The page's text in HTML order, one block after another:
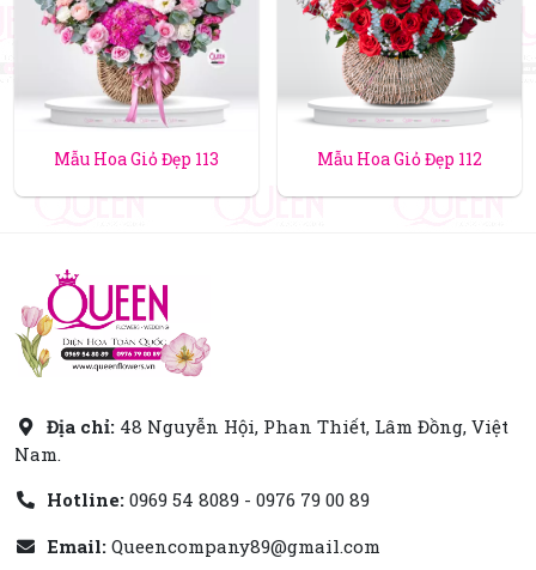
Mẫu Hoa Giỏ Đẹp 113 Mẫu Hoa Giỏ Đẹp 112
Địa chỉ: 48 Nguyễn Hội, Phan Thiết, Lâm Đồng, Việt
Nam.
Hotline: 0969 54 8089 - 0976 79 00 89
Email: Queencompany89@gmail.com